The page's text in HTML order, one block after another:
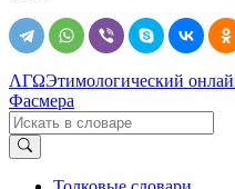
ΛΓΩЭтимологический
Фасмера